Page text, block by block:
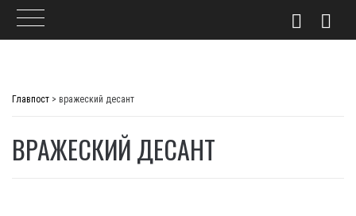
Главпост > вражеский десант
ВРАЖЕСКИЙ ДЕСАНТ